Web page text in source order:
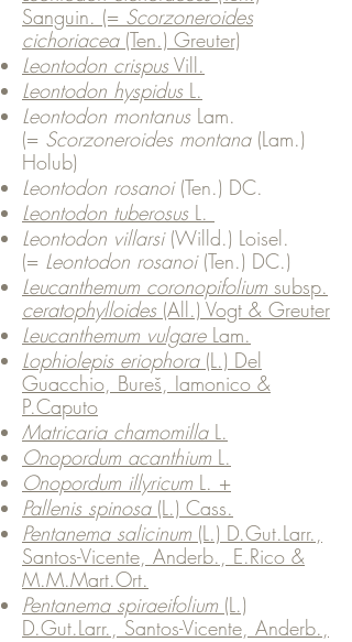
Sanguin. (= Scorzoneroides
cichoriacea(Ten.) Greuter)
Leontodon crispusVill.
Leontodon hyspidusL.
Leontodon montanusLam.
(= Scorzoneroides montana(Lam.)
Holub)
Leontodon rosanoi(Ten.) DC.
Leontodon tuberosusL.
Leontodon villarsi(Willd.) Loisel.
(= Leontodon rosanoi(Ten.) DC.)
Leucanthemum coronopifolium subsp.
ceratophylloides (All.) Vogt & Greuter
Leucanthemum vulgareLam.
Lophiolepis eriophora(L.) Del
Guacchio, Bureš, Iamonico &
P.Caputo
Matricaria chamomillaL.
Onopordum acanthium L.
Onopordum illyricum L. +
Pallenis spinosa(L.) Cass.
Pentanema salicinum (L.) D.Gut.Larr.,
Santos-Vicente, Anderb., E.Rico &
M.M.Mart.Ort.
Pentanema spiraeifolium (L.)
D.Gut.Larr., Santos-Vicente, Anderb.,